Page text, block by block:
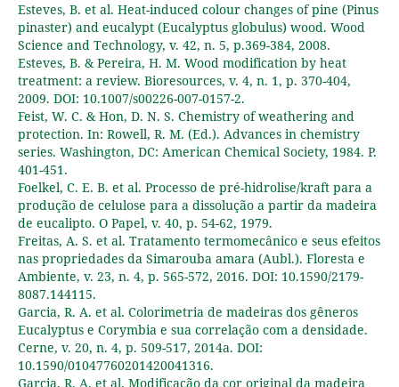
Esteves, B. et al. Heat-induced colour changes of pine (Pinus
pinaster) and eucalypt (Eucalyptus globulus) wood. Wood
Science and Technology, v. 42, n. 5, p.369-384, 2008.
Esteves, B. & Pereira, H. M. Wood modification by heat
treatment: a review. Bioresources, v. 4, n. 1, p. 370-404,
2009. DOI: 10.1007/s00226-007-0157-2.
Feist, W. C. & Hon, D. N. S. Chemistry of weathering and
protection. In: Rowell, R. M. (Ed.). Advances in chemistry
series. Washington, DC: American Chemical Society, 1984. P.
401-451.
Foelkel, C. E. B. et al. Processo de pré-hidrolise/kraft para a
produção de celulose para a dissolução a partir da madeira
de eucalipto. O Papel, v. 40, p. 54-62, 1979.
Freitas, A. S. et al. Tratamento termomecânico e seus efeitos
nas propriedades da Simarouba amara (Aubl.). Floresta e
Ambiente, v. 23, n. 4, p. 565-572, 2016. DOI: 10.1590/2179-
8087.144115.
Garcia, R. A. et al. Colorimetria de madeiras dos gêneros
Eucalyptus e Corymbia e sua correlação com a densidade.
Cerne, v. 20, n. 4, p. 509-517, 2014a. DOI:
10.1590/01047760201420041316.
Garcia, R. A. et al. Modificação da cor original da madeira